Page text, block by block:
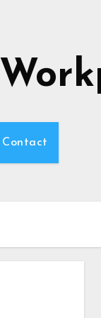
Contact